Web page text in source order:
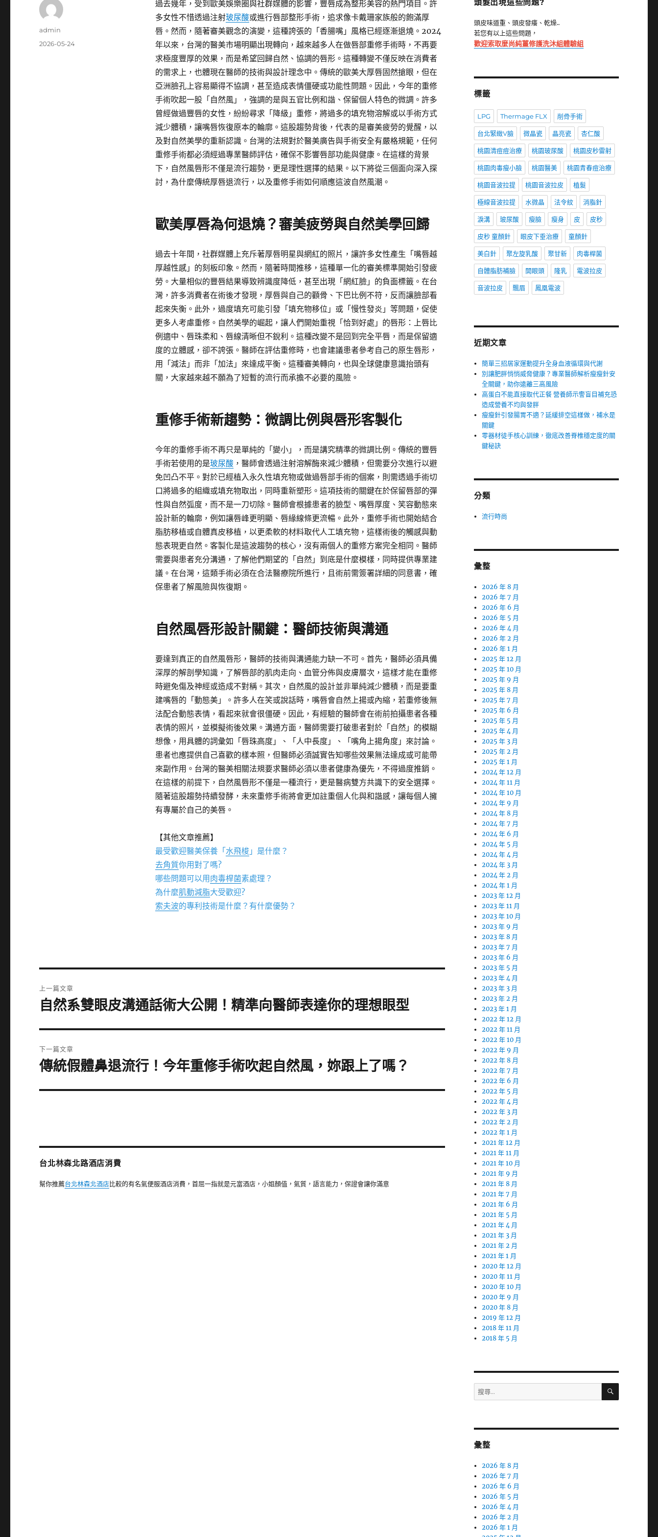
過去幾年，受到歐美娛樂圈與社群媒體的影響，豐唇成為整形美容的熱門項目。許
多女性不惜透過注射玻尿酸或進行唇部整形手術，追求像卡戴珊家族般的飽滿厚
唇。然而，隨著審美觀念的演變，這種誇張的「香腸嘴」風格已經逐漸退燒。2024
年以來，台灣的醫美市場明顯出現轉向，越來越多人在做唇部重修手術時，不再要
求極度豐厚的效果，而是希望回歸自然、協調的唇形。這種轉變不僅反映在消費者
的需求上，也體現在醫師的技術與設計理念中。傳統的歐美大厚唇固然搶眼，但在
亞洲臉孔上容易顯得不協調，甚至造成表情僵硬或功能性問題。因此，今年的重修
手術吹起一股「自然風」，強調的是與五官比例和諧、保留個人特色的微調。許多
曾經做過豐唇的女性，紛紛尋求「降級」重修，將過多的填充物溶解或以手術方式
減少體積，讓嘴唇恢復原本的輪廓。這股趨勢背後，代表的是審美疲勞的覺醒，以
及對自然美學的重新認識。台灣的法規對於醫美廣告與手術安全有嚴格規範，任何
重修手術都必須經過專業醫師評估，確保不影響唇部功能與健康。在這樣的背景
下，自然風唇形不僅是流行趨勢，更是理性選擇的結果。以下將從三個面向深入探
討，為什麼傳統厚唇退流行，以及重修手術如何順應這波自然風潮。
歐美厚唇為何退燒？審美疲勞與自然美學回歸
過去十年間，社群媒體上充斥著厚唇明星與網紅的照片，讓許多女性產生「嘴唇越
厚越性感」的刻板印象。然而，隨著時間推移，這種單一化的審美標準開始引發疲
勞。大量相似的豐唇結果導致辨識度降低，甚至出現「網紅臉」的負面標籤。在台
灣，許多消費者在術後才發現，厚唇與自己的顴骨、下巴比例不符，反而讓臉部看
起來失衡。此外，過度填充可能引發「填充物移位」或「慢性發炎」等問題，促使
更多人考慮重修。自然美學的崛起，讓人們開始重視「恰到好處」的唇形：上唇比
例適中、唇珠柔和、唇線清晰但不銳利。這種改變不是回到完全平唇，而是保留適
度的立體感，卻不誇張。醫師在評估重修時，也會建議患者參考自己的原生唇形，
用「減法」而非「加法」來達成平衡。這種審美轉向，也與全球健康意識抬頭有
關，大家越來越不願為了短暫的流行而承擔不必要的風險。
重修手術新趨勢：微調比例與唇形客製化
今年的重修手術不再只是單純的「變小」，而是講究精準的微調比例。傳統的豐唇
手術若使用的是玻尿酸，醫師會透過注射溶解酶來減少體積，但需要分次進行以避
免凹凸不平。對於已經植入永久性填充物或做過唇部手術的個案，則需透過手術切
口將過多的組織或填充物取出，同時重新塑形。這項技術的關鍵在於保留唇部的彈
性與自然弧度，而不是一刀切除。醫師會根據患者的臉型、嘴唇厚度、笑容動態來
設計新的輪廓，例如讓唇峰更明顯、唇緣線條更流暢。此外，重修手術也開始結合
脂肪移植或自體真皮移植，以更柔軟的材料取代人工填充物，這樣術後的觸感與動
態表現更自然。客製化是這波趨勢的核心，沒有兩個人的重修方案完全相同。醫師
需要與患者充分溝通，了解他們期望的「自然」到底是什麼模樣，同時提供專業建
議。在台灣，這類手術必須在合法醫療院所進行，且術前需簽署詳細的同意書，確
保患者了解風險與恢復期。
自然風唇形設計關鍵：醫師技術與溝通
要達到真正的自然風唇形，醫師的技術與溝通能力缺一不可。首先，醫師必須具備
深厚的解剖學知識，了解唇部的肌肉走向、血管分佈與皮膚層次，這樣才能在重修
時避免傷及神經或造成不對稱。其次，自然風的設計並非單純減少體積，而是要重
建嘴唇的「動態美」。許多人在笑或說話時，嘴唇會自然上揚或內縮，若重修後無
法配合動態表情，看起來就會很僵硬。因此，有經驗的醫師會在術前拍攝患者各種
表情的照片，並模擬術後效果。溝通方面，醫師需要打破患者對於「自然」的模糊
想像，用具體的詞彙如「唇珠高度」、「人中長度」、「嘴角上揚角度」來討論。
患者也應提供自己喜歡的樣本照，但醫師必須誠實告知哪些效果無法達成或可能帶
來副作用。台灣的醫美相關法規要求醫師必須以患者健康為優先，不得過度推銷。
在這樣的前提下，自然風唇形不僅是一種流行，更是醫病雙方共識下的安全選擇。
隨著這股趨勢持續發酵，未來重修手術將會更加註重個人化與和諧感，讓每個人擁
有專屬於自己的美唇。
【其他文章推薦】
最受歡迎醫美保養「 水飛梭」是什麼？
去角質你用對了嗎?
哪些問題可以用 肉毒桿菌素處理？
為什麼肌動減脂大受歡迎?
索夫波的專利技術是什麼？有什麼優勢？
作
admin
發
2026-05-24
章
上一篇文章
上
篇
文
章:
自然系雙眼皮溝通話術大公開！精準向醫師表達你的理想眼型
下一篇文章
下
篇
傳統假體鼻退流行！今年重修手術吹起自然風，妳跟上了嗎？
台北林森北路酒店消費
幫你推薦台北林森北酒店比較的有名氣便服酒店消費，首屈一指就是元富酒店，小姐顏值，氣質，語言能力，保證會讓你滿意
頭髮出現這些問題?
頭皮味道重、頭皮發癢、乾燥..
若您有以上這些問題，
歡迎索取麼尚純薑修護洗沐組體驗組
標籤
LPG Thermage FLX 削骨手術
台北緊緻V臉 微晶瓷 晶亮瓷 杏仁酸
桃園清痘痘治療 桃園玻尿酸 桃園皮秒雷射
桃園肉毒瘦小臉 桃園醫美 桃園青春痘治療
桃園音波拉提 桃園音波拉皮 植髮
極線音波拉提 水微晶 法令紋 消脂針
淚溝 玻尿酸 瘦臉 瘦身 皮 皮秒
皮秒 童顏針 眼皮下垂治療 童顏針
美白針 聚左旋乳酸 聚甘新 肉毒桿菌
自體脂肪補臉 開眼頭 隆乳 電波拉皮
音波拉皮 飄眉 鳳凰電波
近期文章
簡單三招居家運動提升全身血液循環與代謝
別讓肥胖悄悄威脅健康？專業醫師解析瘦瘦針安
全關鍵，助你遠離三高風險
高蛋白不能直接取代正餐 營養師示警盲目補充恐
造成營養不均與發胖
瘦瘦針引發腸胃不適？延緩排空這樣做，補水是
關鍵
零器材徒手核心訓練，徹底改善脊椎穩定度的關
鍵秘訣
分類
流行時尚
彙整
2026 年 8 月
2026 年 7 月
2026 年 6 月
2026 年 5 月
2026 年 4 月
2026 年 2 月
2026 年 1 月
2025 年 12 月
2025 年 10 月
2025 年 9 月
2025 年 8 月
2025 年 7 月
2025 年 6 月
2025 年 5 月
2025 年 4 月
2025 年 3 月
2025 年 2 月
2025 年 1 月
2024 年 12 月
2024 年 11 月
2024 年 10 月
2024 年 9 月
2024 年 8 月
2024 年 7 月
2024 年 6 月
2024 年 5 月
2024 年 4 月
2024 年 3 月
2024 年 2 月
2024 年 1 月
2023 年 12 月
2023 年 11 月
2023 年 10 月
2023 年 9 月
2023 年 8 月
2023 年 7 月
2023 年 6 月
2023 年 5 月
2023 年 4 月
2023 年 3 月
2023 年 2 月
2023 年 1 月
2022 年 12 月
2022 年 11 月
2022 年 10 月
2022 年 9 月
2022 年 8 月
2022 年 7 月
2022 年 6 月
2022 年 5 月
2022 年 4 月
2022 年 3 月
2022 年 2 月
2022 年 1 月
2021 年 12 月
2021 年 11 月
2021 年 10 月
2021 年 9 月
2021 年 8 月
2021 年 7 月
2021 年 6 月
2021 年 5 月
2021 年 4 月
2021 年 3 月
2021 年 2 月
2021 年 1 月
2020 年 12 月
2020 年 11 月
2020 年 10 月
2020 年 9 月
2020 年 8 月
2019 年 12 月
2018 年 11 月
2018 年 5 月
搜
尋
字:
搜
彙整
2026 年 8 月
2026 年 7 月
2026 年 6 月
2026 年 5 月
2026 年 4 月
2026 年 2 月
2026 年 1 月